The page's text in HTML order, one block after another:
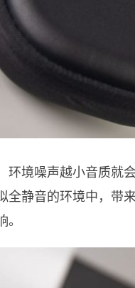
环境噪声越小音质就
全静音的环境中，带